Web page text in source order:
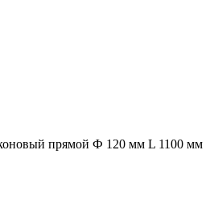
прямой Ф 120 мм L 1100 мм